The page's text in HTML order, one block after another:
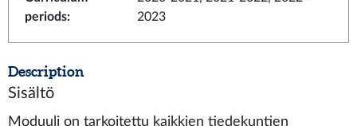
periods:
2023
Description
Sisältö
Moduuli on tarkoitettu kaikkien tiedekuntien